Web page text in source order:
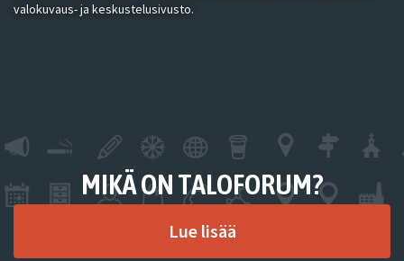
valokuvaus- ja keskustelusivusto.
MIKÄ ON TALOFORUM?
Lue lisää